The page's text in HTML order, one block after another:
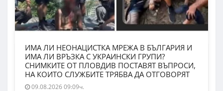
ИМА ЛИ НЕОНАЦИСТКА МРЕЖА В БЪЛГАРИЯ И
ИМА ЛИ ВРЪЗКА С УКРАИНСКИ ГРУПИ?
СНИМКИТЕ ОТ ПЛОВДИВ ПОСТАВЯТ ВЪПРОСИ,
НА КОИТО СЛУЖБИТЕ ТРЯБВА ДА ОТГОВОРЯТ
09.08.2026 09:09ч.